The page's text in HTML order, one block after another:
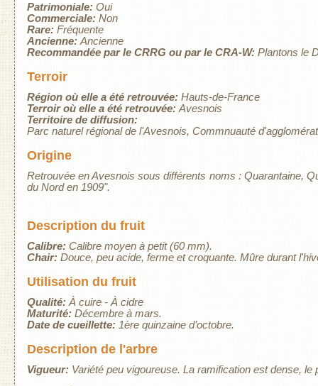
Patrimoniale: Oui
Commerciale: Non
Rare: Fréquente
Ancienne: Ancienne
Recommandée par le CRRG ou par le CRA-W: Plantons le
Terroir
Région où elle a été retrouvée: Hauts-de-France
Terroir où elle a été retrouvée: Avesnois
Territoire de diffusion:
Parc naturel régional de l'Avesnois Commnuauté
Origine
Retrouvée en Avesnois sous différents noms : Quarantaine,
du Nord en 1909".
Description du fruit
Calibre: Calibre moyen à petit (60 mm).
Chair: Douce, peu acide, ferme et croquante. Mûre durant
Utilisation du fruit
Qualité: À cuire - À cidre
Maturité: Décembre à mars.
Date de cueillette: 1ère quinzaine d’octobre.
Description de l'arbre
Vigueur: Variété peu vigoureuse. La ramification est dense, le